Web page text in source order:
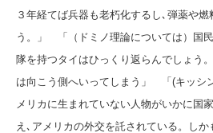
３年経てば兵器も老朽化するし､弾薬や燃
う。」 「（ドミノ理論については）国
隊を持つタイはひっくり返らんでしょう
は向こう側へいってしまう」 「(キッシ
メリカに生まれていない人物がいかに国
え､アメリカの外交を託されている。しか